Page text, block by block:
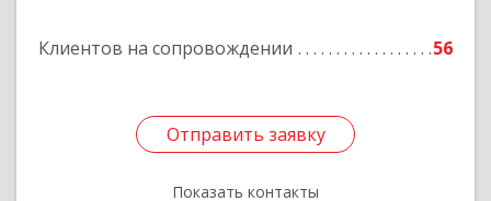
Клиентов на сопровождении 56
Отправить заявку
Показать контакты
Отправить заявку
Назад